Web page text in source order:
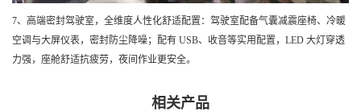
7、高端密封驾驶室，全维度人性化舒适配置：驾驶室配备气囊减震座椅、冷暖
空调与大屏仪表，密封防尘降噪；配有 USB、收音等实用配置，LED 大灯穿透
力强，座舱舒适抗疲劳，夜间作业更安全。
相关产品